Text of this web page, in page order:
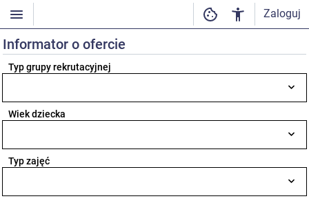
Zaloguj
Informator o ofercie
Typ grupy rekrutacyjnej
Wiek dziecka
Typ zajęć